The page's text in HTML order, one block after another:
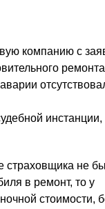
компанию с
инстанции,
страховщика не
в ремонт, то у
стоимости,